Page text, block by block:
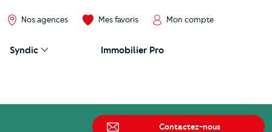
Nos agences Mes favoris Mon compte
Syndic Immobilier Pro
Contactez-nous